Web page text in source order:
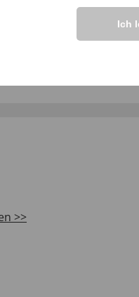
>>
Ich